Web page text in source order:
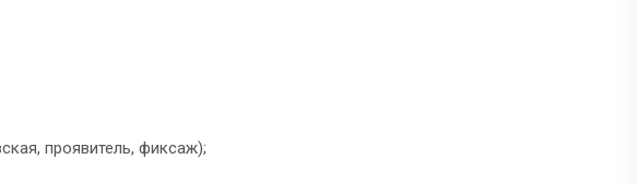
проявитель, фиксаж);